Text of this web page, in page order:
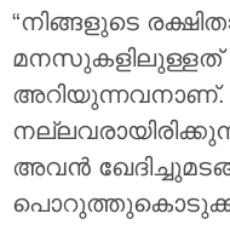
“നിങ്ങളുടെ
മനസുകളിലുള്ളത്
അറിയുന്നവനാണ്.
അവൻ